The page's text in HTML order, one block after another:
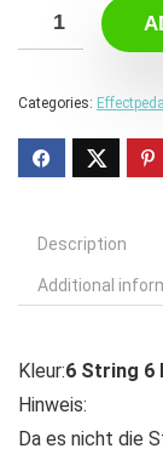
Categories:
Description
Additional
Kleur:6 String 6
Hinweis:
Da es nicht die